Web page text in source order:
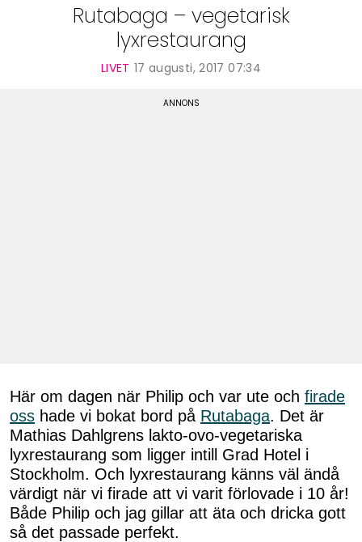
Rutabaga – vegetarisk
lyxrestaurang
LIVET 17 augusti, 2017 07:34
Här om dagen när Philip och var ute och firade
oss hade vi bokat bord på Rutabaga. Det är
Mathias Dahlgrens lakto-ovo-vegetariska
lyxrestaurang som ligger intill Grad Hotel i
Stockholm. Och lyxrestaurang känns väl ändå
värdigt när vi firade att vi varit förlovade i 10 år!
Både Philip och jag gillar att äta och dricka gott
så det passade perfekt.